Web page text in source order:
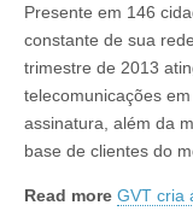
Presente em 146
constante de sua
trimestre de 2013
telecomunicações
assinatura, além da
base de clientes do
Read more GVT cria